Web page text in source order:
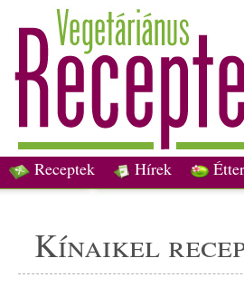
Receptek Hírek
kínaikel